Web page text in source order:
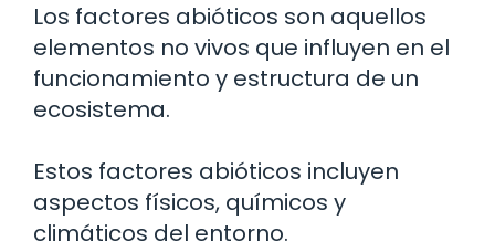
Los factores abióticos son aquellos
elementos no vivos que influyen en el
funcionamiento y estructura de un
ecosistema.
Estos factores abióticos incluyen
aspectos físicos, químicos y
climáticos del entorno.